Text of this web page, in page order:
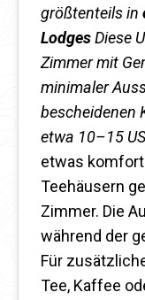
größtenteils in
LodgesDiese
Zimmer mit
minimaler
bescheidenen
etwa 10–15
etwas
Teehäusern
Zimmer. Die
während der
Für
Tee, Kaffee